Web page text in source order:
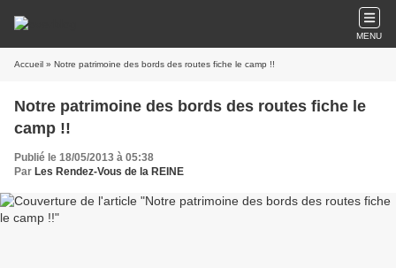
MENU
Accueil » Notre patrimoine des bords des routes fiche le camp !!
Notre patrimoine des bords des routes fiche le
camp !!
Publié le 18/05/2013 à 05:38
Par Les Rendez-Vous de la REINE